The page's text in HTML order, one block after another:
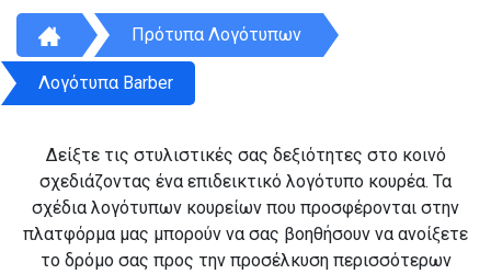
Πρότυπα Λογότυπων
Λογότυπα Barber
Δείξτε τις στυλιστικές σας δεξιότητες στο κοινό
σχεδιάζοντας ένα επιδεικτικό λογότυπο κουρέα. Τα
σχέδια λογότυπων κουρείων που προσφέρονται στην
πλατφόρμα μας μπορούν να σας βοηθήσουν να ανοίξετε
το δρόμο σας προς την προσέλκυση περισσότερων